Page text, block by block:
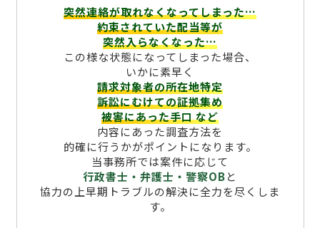
突然連絡が取れなくなってしまった…
約束されていた配当等が
突然入らなくなった…
この様な状態になってしまった場合、
いかに素早く
請求対象者の所在地特定
訴訟にむけての証拠集め
被害にあった手口など
内容にあった調査方法を
的確に行うかがポイントになります。
当事務所では案件に応じて
行政書士・弁護士・警察OBと
協力の上早期トラブルの解決に全力を尽くしま
す。